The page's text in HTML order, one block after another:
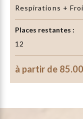
Respirations +
Places restantes :
12
à partir de